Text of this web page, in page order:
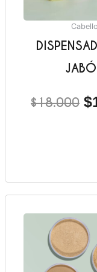
Cabello
$18.000 $